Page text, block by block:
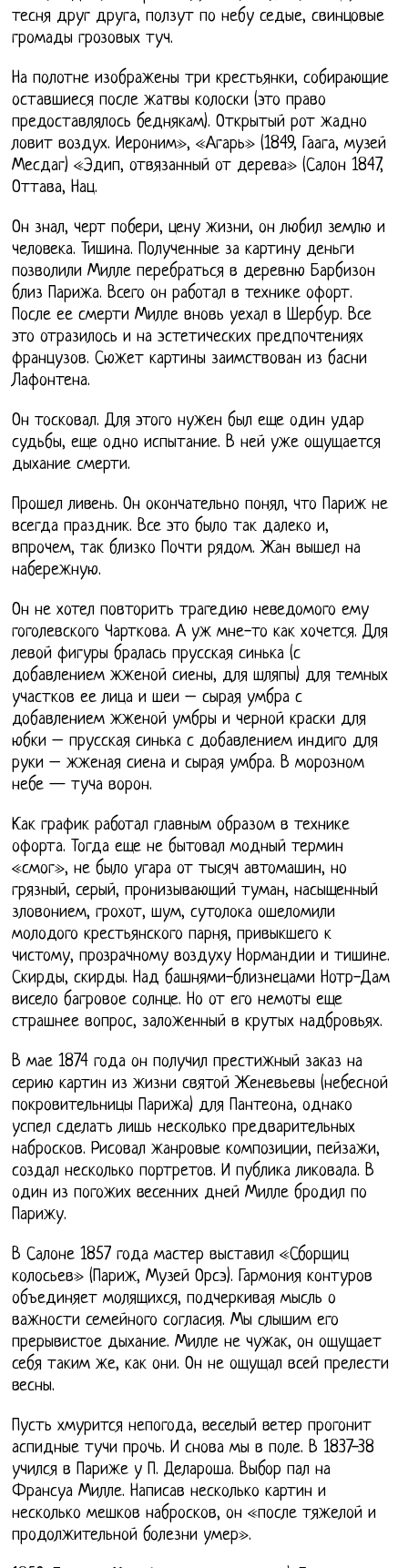
тесня друг друга, ползут по небу седые, свинцовые
громады грозовых туч.
На полотне изображены три крестьянки, собирающие
оставшиеся после жатвы колоски (это право
предоставлялось беднякам). Открытый рот жадно
ловит воздух. Иероним», «Агарь» (1849, Гаага, музей
Месдаг) «Эдип, отвязанный от дерева» (Салон 1847,
Оттава, Нац.
Он знал, черт побери, цену жизни, он любил землю и
человека. Тишина. Полученные за картину деньги
позволили Милле перебраться в деревню Барбизон
близ Парижа. Всего он работал в технике офорт.
После ее смерти Милле вновь уехал в Шербур. Все
это отразилось и на эстетических предпочтениях
французов. Сюжет картины заимствован из басни
Лафонтена.
Он тосковал. Для этого нужен был еще один удар
судьбы, еще одно испытание. В ней уже ощущается
дыхание смерти.
Прошел ливень. Он окончательно понял, что Париж не
всегда праздник. Все это было так далеко и,
впрочем, так близко Почти рядом. Жан вышел на
набережную.
Он не хотел повторить трагедию неведомого ему
гоголевского Чарткова. А уж мне-то как хочется. Для
левой фигуры бралась прусская синька (с
добавлением жженой сиены, для шляпы) для темных
участков ее лица и шеи – сырая умбра с
добавлением жженой умбры и черной краски для
юбки – прусская синька с добавлением индиго для
руки – жженая сиена и сырая умбра. В морозном
небе — туча ворон.
Как график работал главным образом в технике
офорта. Тогда еще не бытовал модный термин
«смог», не было угара от тысяч автомашин, но
грязный, серый, пронизывающий туман, насыщенный
зловонием, грохот, шум, сутолока ошеломили
молодого крестьянского парня, привыкшего к
чистому, прозрачному воздуху Нормандии и тишине.
Скирды, скирды. Над башнями-близнецами Нотр-Дам
висело багровое солнце. Но от его немоты еще
страшнее вопрос, заложенный в крутых надбровьях.
В мае 1874 года он получил престижный заказ на
серию картин из жизни святой Женевьевы (небесной
покровительницы Парижа) для Пантеона, однако
успел сделать лишь несколько предварительных
набросков. Рисовал жанровые композиции, пейзажи,
создал несколько портретов. И публика ликовала. В
один из погожих весенних дней Милле бродил по
Парижу.
В Салоне 1857 года мастер выставил «Сборщиц
колосьев» (Париж, Музей Орсэ). Гармония контуров
объединяет молящихся, подчеркивая мысль о
важности семейного согласия. Мы слышим его
прерывистое дыхание. Милле не чужак, он ощущает
себя таким же, как они. Он не ощущал всей прелести
весны.
Пусть хмурится непогода, веселый ветер прогонит
аспидные тучи прочь. И снова мы в поле. В 1837-38
учился в Париже у П. Делароша. Выбор пал на
Франсуа Милле. Написав несколько картин и
несколько мешков набросков, он «после тяжелой и
продолжительной болезни умер».